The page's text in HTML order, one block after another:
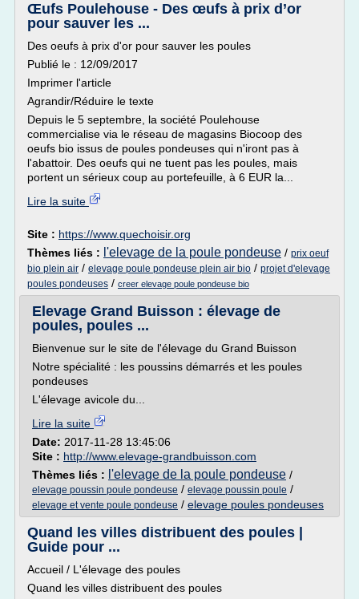
Œufs Poulehouse - Des œufs à prix d’or
pour sauver les ...
Des oeufs à prix d'or pour sauver les poules
Publié le : 12/09/2017
Imprimer l'article
Agrandir/Réduire le texte
Depuis le 5 septembre, la société Poulehouse
commercialise via le réseau de magasins Biocoop des
oeufs bio issus de poules pondeuses qui n'iront pas à
l'abattoir. Des oeufs qui ne tuent pas les poules, mais
portent un sérieux coup au portefeuille, à 6 EUR la...
Lire la suite
Site : https://www.quechoisir.org
Thèmes liés : l'elevage de la poule pondeuse / prix oeuf
bio plein air / elevage poule pondeuse plein air bio / projet d'elevage
poules pondeuses / creer elevage poule pondeuse bio
Elevage Grand Buisson : élevage de
poules, poules ...
Bienvenue sur le site de l'élevage du Grand Buisson
Notre spécialité : les poussins démarrés et les poules
pondeuses
L'élevage avicole du...
Lire la suite
Date: 2017-11-28 13:45:06
Site : http://www.elevage-grandbuisson.com
Thèmes liés : l'elevage de la poule pondeuse /
elevage poussin poule pondeuse / elevage poussin poule /
elevage et vente poule pondeuse / elevage poules pondeuses
Quand les villes distribuent des poules |
Guide pour ...
Accueil / L'élevage des poules
Quand les villes distribuent des poules